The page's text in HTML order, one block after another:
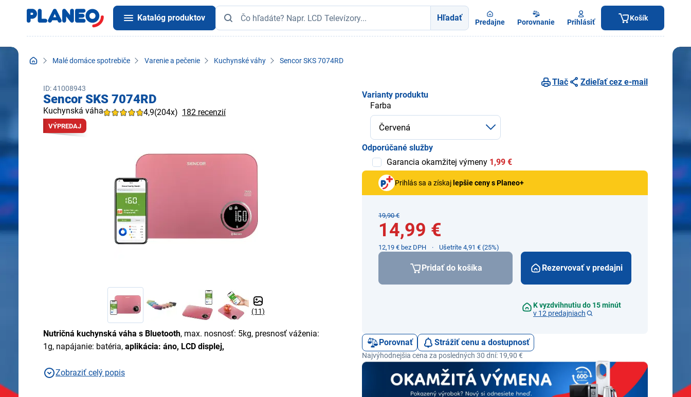
Katalóg produktov Hľadať Predajne Porovnanie Prihlásiť Košík
Malé domáce spotrebiče Varenie a pečenie Kuchynské váhy Sencor SKS 7074RD
ID: 41008943
Sencor SKS 7074RD
Kuchynská váha 4,9(204x) 182 recenzií
VÝPREDAJ
(11)
Nutričná kuchynská váha s Bluetooth, max. nosnosť: 5kg, presnosť váženia:
1g, napájanie: batéria, aplikácia: áno, LCD displej,
Zobraziť celý popis
Tlač
Zdieľať cez e-mail
Varianty produktu
Farba
Odporúčané služby
Garancia okamžitej výmeny 1,99 €
Prihlás sa a získaj lepšie ceny s Planeo+
19,90 €
14,99 €
12,19 € bez DPH Ušetríte 4,91 € (25%)
Pridať do košíka Rezervovať v predajni
K vyzdvihnutiu do 15 minút
v 12 predajniach
Porovnať Strážiť cenu a dostupnosť
Najvýhodnejšia cena za posledných 30 dní: 19,90 €